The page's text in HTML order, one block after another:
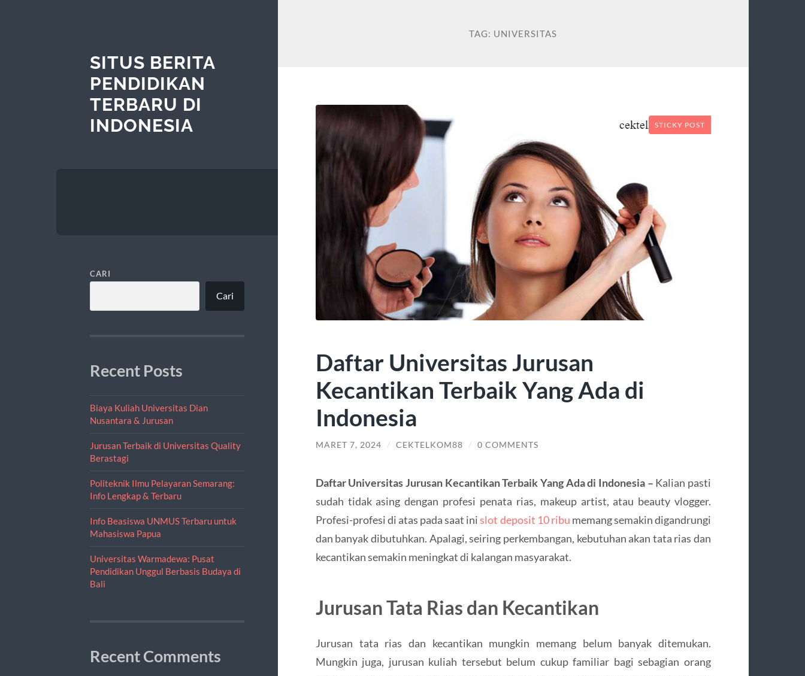
SITUS BERITA
PENDIDIKAN
TERBARU DI
INDONESIA
CARI
Cari
Recent Posts
Biaya Kuliah Universitas Dian
Nusantara & Jurusan
Jurusan Terbaik di Universitas Quality
Berastagi
Politeknik Ilmu Pelayaran Semarang:
Info Lengkap & Terbaru
Info Beasiswa UNMUS Terbaru untuk
Mahasiswa Papua
Universitas Warmadewa: Pusat
Pendidikan Unggul Berbasis Budaya di
Bali
Recent Comments
TAG: UNIVERSITAS
STICKY POST
Daftar Universitas Jurusan
Kecantikan Terbaik Yang Ada di
Indonesia
MARET 7, 2024 / CEKTELKOM88 / 0 COMMENTS
Daftar Universitas Jurusan Kecantikan Terbaik Yang Ada di Indonesia – Kalian pasti
sudah tidak asing dengan profesi penata rias, makeup artist, atau beauty vlogger.
Profesi-profesi di atas pada saat inislot deposit 10 ribu memang semakin digandrungi
dan banyak dibutuhkan. Apalagi, seiring perkembangan, kebutuhan akan tata rias dan
kecantikan semakin meningkat di kalangan masyarakat.
Jurusan Tata Rias dan Kecantikan
Jurusan tata rias dan kecantikan mungkin memang belum banyak ditemukan.
Mungkin juga, jurusan kuliah tersebut belum cukup familiar bagi sebagian orang